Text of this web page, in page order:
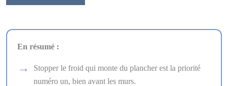
En résumé :
Stopper le froid qui monte du plancher est la priorité
numéro un, bien avant les murs.